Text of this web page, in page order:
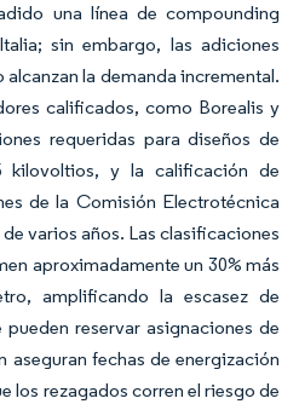
una línea de compounding
sin embargo, las adiciones
la demanda incremental.
calificados, como Borealis y
requeridas para diseños de
kilovoltios, y la calificación de
de la Comisión Electrotécnica
varios años. Las clasificaciones
aproximadamente un 30% más
amplificando la escasez de
reservar asignaciones de
aseguran fechas de energización
los rezagados corren el riesgo de